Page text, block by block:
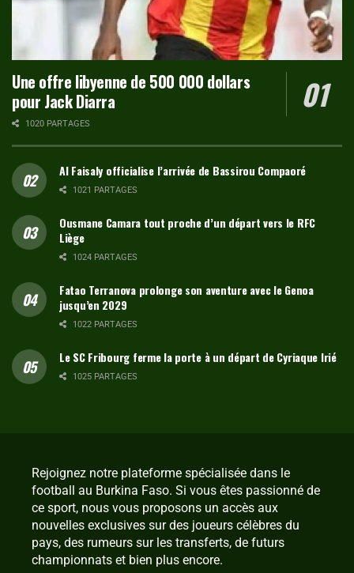
Une offre libyenne de 500 000 dollars
pour Jack Diarra
1020 PARTAGES
Al Faisaly officialise l’arrivée de Bassirou Compaoré
1021 PARTAGES
Ousmane Camara tout proche d’un départ vers le RFC
Liège
1024 PARTAGES
Fatao Terranova prolonge son aventure avec le Genoa
jusqu’en 2029
1022 PARTAGES
Le SC Fribourg ferme la porte à un départ de Cyriaque Irié
1025 PARTAGES
Rejoignez notre plateforme spécialisée dans le
football au Burkina Faso. Si vous êtes passionné de
ce sport, nous vous proposons un accès aux
nouvelles exclusives sur des joueurs célèbres du
pays, des rumeurs sur les transferts, de futurs
championnats et bien plus encore.